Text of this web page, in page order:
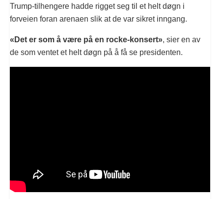
Trump-tilhengere hadde rigget seg til et helt døgn i
forveien foran arenaen slik at de var sikret inngang.
«Det er som å være på en rocke-konsert», sier en av
de som ventet et helt døgn på å få se presidenten.